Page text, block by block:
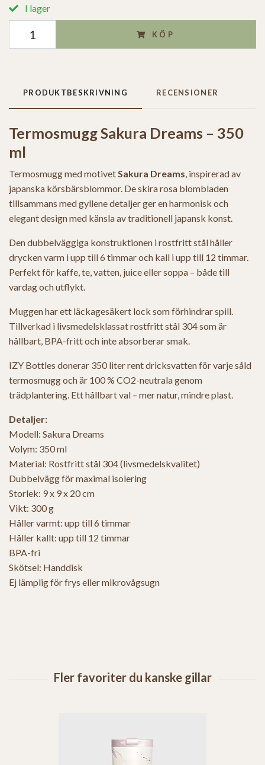
I lager
KÖP
PRODUKTBESKRIVNING RECENSIONER
Termosmugg Sakura Dreams – 350
ml
Termosmugg med motivetSakura Dreams, inspirerad av
japanska körsbärsblommor. De skira rosa blombladen
tillsammans med gyllene detaljer ger en harmonisk och
elegant design med känsla av traditionell japansk konst.
Den dubbelväggiga konstruktionen i rostfritt stål håller
drycken varm i upp till 6 timmar och kall i upp till 12 timmar.
Perfekt för kaffe, te, vatten, juice eller soppa – både till
vardag och utflykt.
Muggen har ett läckagesäkert lock som förhindrar spill.
Tillverkad i livsmedelsklassat rostfritt stål 304 som är
hållbart, BPA-fritt och inte absorberar smak.
IZY Bottles donerar 350 liter rent dricksvatten för varje såld
termosmugg och är 100 % CO2-neutrala genom
trädplantering. Ett hållbart val – mer natur, mindre plast.
Detaljer:
Modell: Sakura Dreams
Volym: 350 ml
Material: Rostfritt stål 304 (livsmedelskvalitet)
Dubbelvägg för maximal isolering
Storlek: 9 x 9 x 20 cm
Vikt: 300 g
Håller varmt: upp till 6 timmar
Håller kallt: upp till 12 timmar
BPA-fri
Skötsel: Handdisk
Ej lämplig för frys eller mikrovågsugn